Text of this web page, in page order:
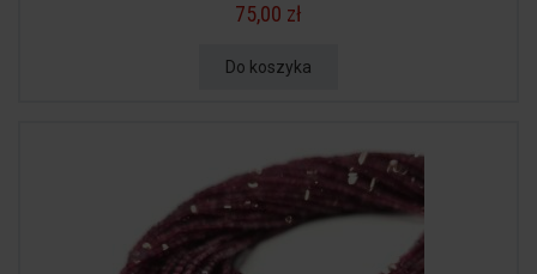
75,00 zł
Do koszyka